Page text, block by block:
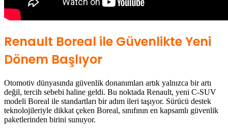
Renault Boreal ile Güvenlikte Yeni
Dönem Başlıyor
Otomotiv dünyasında güvenlik donanımları artık yalnızca bir artı
değil, tercih sebebi haline geldi. Bu noktada Renault, yeni C-SUV
modeli Boreal ile standartları bir adım ileri taşıyor. Sürücü destek
teknolojileriyle dikkat çeken Boreal, sınıfının en kapsamlı güvenlik
paketlerinden birini sunuyor.